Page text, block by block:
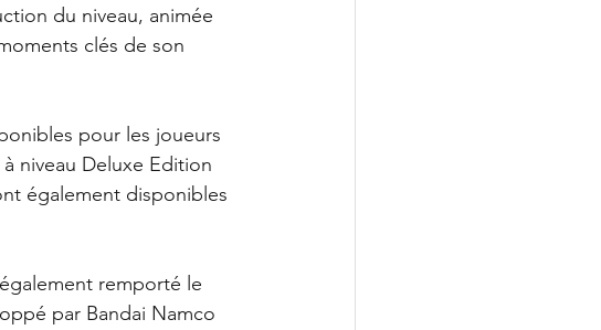
du niveau, animée
clés de son
pour les joueurs
niveau Deluxe Edition
également disponibles
remporté le
par Bandai Namco